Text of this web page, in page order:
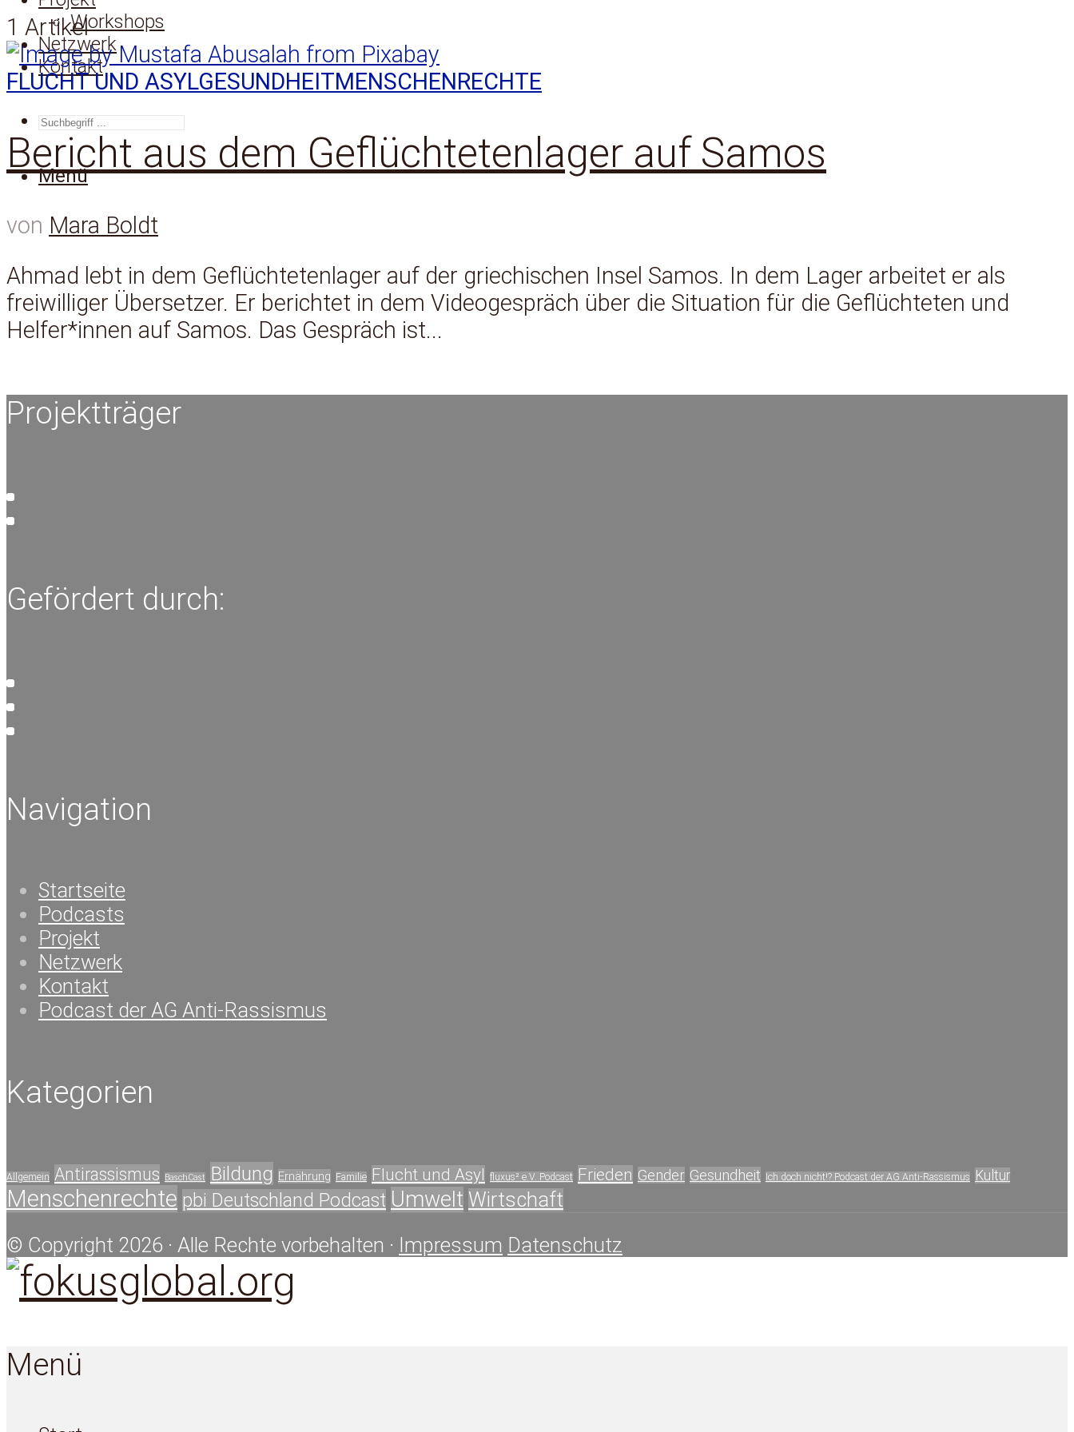
Workshops
Netzwerk
Kontakt
Menü
1 Artikel
FLUCHT UND ASYLGESUNDHEITMENSCHENRECHTE
Bericht aus dem Geflüchtetenlager auf Samos
von Mara Boldt
Ahmad lebt in dem Geflüchtetenlager auf der griechischen Insel Samos. In dem Lager arbeitet er als
freiwilliger Übersetzer. Er berichtet in dem Videogespräch über die Situation für die Geflüchteten und
Helfer*innen auf Samos. Das Gespräch ist...
Projektträger
Gefördert durch:
Navigation
Startseite
Podcasts
Projekt
Netzwerk
Kontakt
Podcast der AG Anti-Rassismus
Kategorien
Allgemein Antirassismus BaschCast Bildung Ernährung Familie Flucht und Asyl fluxus² e.V. Podcast Frieden Gender Gesundheit Ich doch nicht!? Podcast der AG Anti-Rassismus Kultur
Menschenrechte pbi Deutschland Podcast Umwelt Wirtschaft
© Copyright 2026 · Alle Rechte vorbehalten · Impressum Datenschutz
Menü